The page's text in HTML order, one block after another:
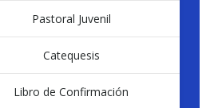
Pastoral Juvenil
Catequesis
Libro de Confirmación